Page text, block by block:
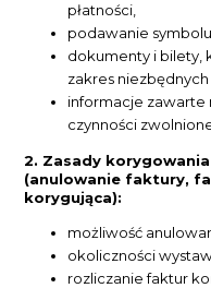
płatności,
podawanie
dokumenty i bilety,
zakres
informacje zawarte
czynności
2. Zasady
(anulowanie faktury,
korygująca):
możliwość
okoliczności
rozliczanie faktur